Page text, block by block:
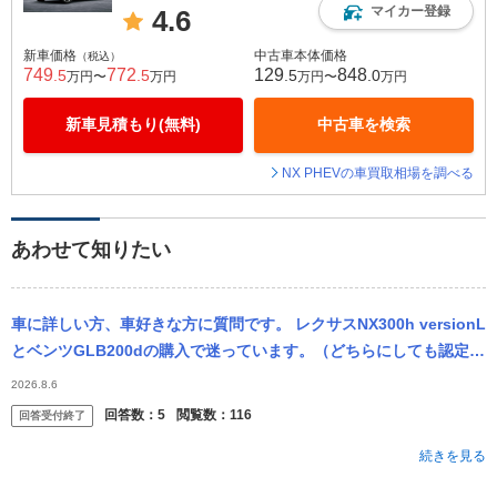
4.6 マイカー登録
新車価格 （税込）
749 .5万円〜772 .5万円
新車見積もり(無料)
中古車本体価格
129 .5万円〜848 .0万円
中古車を検索
NX PHEVの車買取相場を調べる
あわせて知りたい
車に詳しい方、車好きな方に質問です。 レクサスNX300h versionL
とベンツGLB200dの購入で迷っています。（どちらにしても認定中
古車での購入の予定です。）ベンツと比べるとレクサスの...
2026.8.6
回答受付終了 回答数： 5 閲覧数： 116
続きを見る